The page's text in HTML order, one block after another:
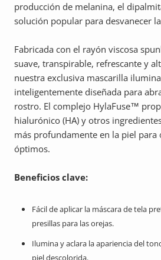
producción de melanina, el
solución popular para desvanecer
Fabricada con el rayón viscosa
suave, transpirable, refrescante y
nuestra exclusiva mascarilla
inteligentemente diseñada para
rostro. El complejo HylaFuse™
hialurónico (HA) y otros
más profundamente en la piel para
óptimos.
Beneficios clave:
Fácil de aplicar la máscara de tela
presillas para las orejas.
Ilumina y aclara la apariencia del
piel descolorida.